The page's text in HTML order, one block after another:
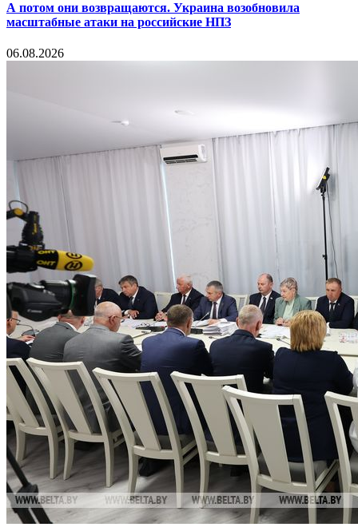
А потом они возвращаются. Украина возобновила
масштабные атаки на российские НПЗ
06.08.2026